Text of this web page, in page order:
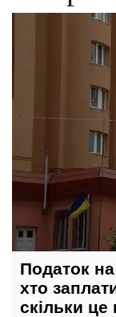
17 лютого, 11:00
Податок
хто
скільки